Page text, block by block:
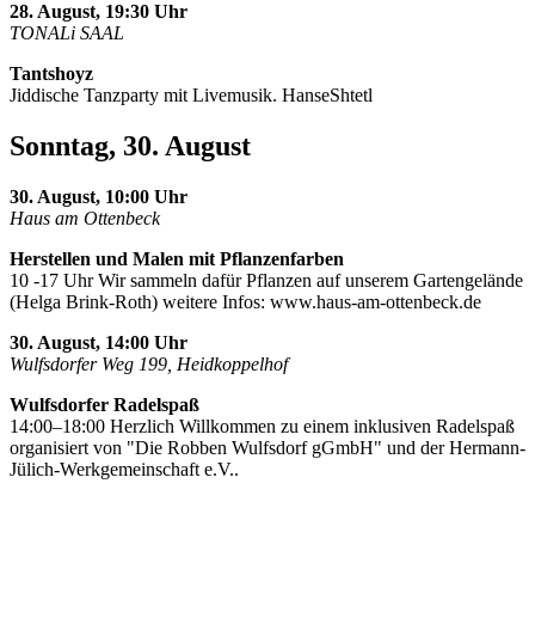
28. August, 19:30 Uhr
TONALi SAAL
Tantshoyz
Jiddische Tanzparty mit Livemusik. HanseShtetl
Sonntag, 30. August
30. August, 10:00 Uhr
Haus am Ottenbeck
Herstellen und Malen mit Pflanzenfarben
10 -17 Uhr Wir sammeln dafür Pflanzen auf unserem Gartengelände
(Helga Brink-Roth) weitere Infos: www.haus-am-ottenbeck.de
30. August, 14:00 Uhr
Wulfsdorfer Weg 199, Heidkoppelhof
Wulfsdorfer Radelspaß
14:00–18:00 Herzlich Willkommen zu einem inklusiven Radelspaß
organisiert von "Die Robben Wulfsdorf gGmbH" und der Hermann-
Jülich-Werkgemeinschaft e.V..